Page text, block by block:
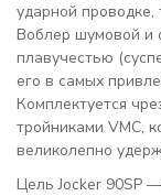
ударной проводке,
Воблер шумовой и
плавучестью
его в самых
Комплектуется
тройниками VMC,
великолепно
Цель Jocker 90SP